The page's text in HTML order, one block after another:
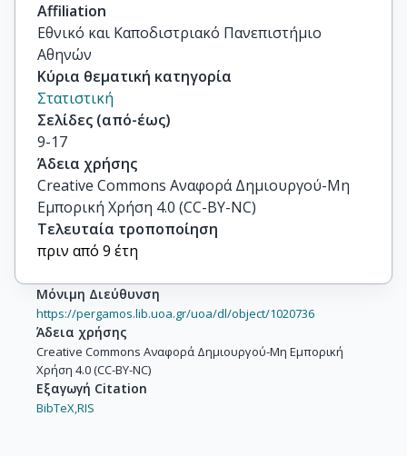
Affiliation
Εθνικό και Καποδιστριακό Πανεπιστήμιο
Αθηνών
Κύρια θεματική κατηγορία
Στατιστική
Σελίδες (από-έως)
9-17
Άδεια χρήσης
Creative Commons Αναφορά Δημιουργού-Μη
Εμπορική Χρήση 4.0 (CC-BY-NC)
Τελευταία τροποποίηση
πριν από 9 έτη
Μόνιμη Διεύθυνση
https://pergamos.lib.uoa.gr/uoa/dl/object/1020736
Άδεια χρήσης
Creative Commons Αναφορά Δημιουργού-Μη Εμπορική
Χρήση 4.0 (CC-BY-NC)
Εξαγωγή Citation
BibTeX,RIS